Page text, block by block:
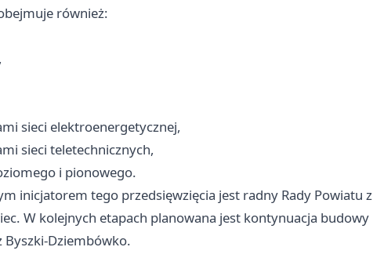
również:
sieci elektroenergetycznej,
sieci teletechnicznych,
i pionowego.
inicjatorem tego przedsięwzięcia jest radny Rady Powiatu z
W kolejnych etapach planowana jest kontynuacja budowy
Byszki-Dziembówko.